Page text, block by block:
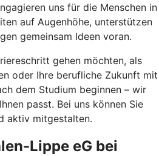
uns für die Menschen in
auf Augenhöhe, unterstützen
gemeinsam Ideen voran.
gehen möchten, als
oder Ihre berufliche Zukunft mit
dem Studium beginnen – wir
passt. Bei uns können Sie
aktiv mitgestalten.
Lippe eG bei